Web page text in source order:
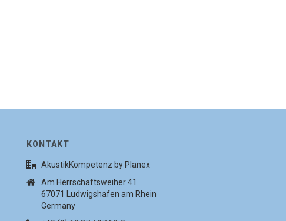
KONTAKT
AkustikKompetenz by Planex
Am Herrschaftsweiher 41
67071 Ludwigshafen am Rhein
Germany